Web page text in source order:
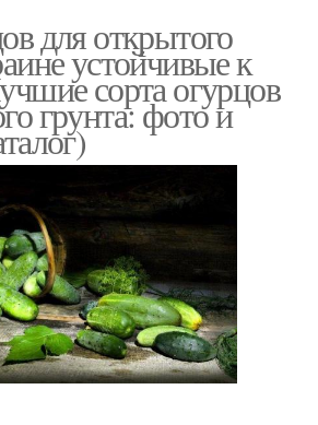
для открытого
устойчивые к
сорта огурцов
грунта: фото и